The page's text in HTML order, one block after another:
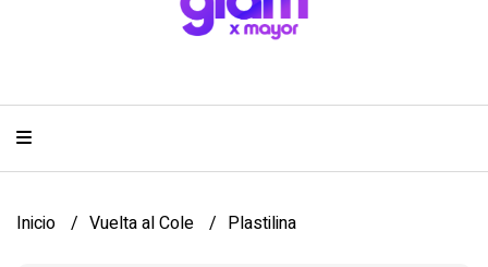
Inicio Vuelta al Cole Plastilina